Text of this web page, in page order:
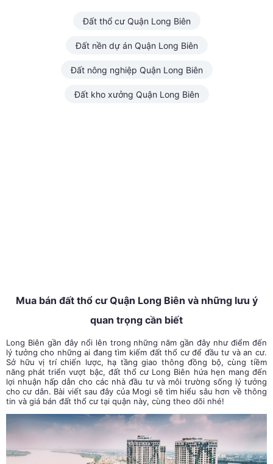
Đất thổ cư Quận Long Biên
Đất nền dự án Quận Long Biên
Đất nông nghiệp Quận Long Biên
Đất kho xưởng Quận Long Biên
Mua bán đất thổ cư Quận Long Biên và những lưu ý
quan trọng cần biết
Long Biên gần đây nổi lên trong những năm gần đây như điểm đến
lý tưởng cho những ai đang tìm kiếm đất thổ cư để đầu tư và an cư.
Sở hữu vị trí chiến lược, hạ tầng giao thông đồng bộ, cùng tiềm
năng phát triển vượt bậc, đất thổ cư Long Biên hứa hẹn mang đến
lợi nhuận hấp dẫn cho các nhà đầu tư và môi trường sống lý tưởng
cho cư dân. Bài viết sau đây của Mogi sẽ tìm hiểu sâu hơn về thông
tin và giá bán đất thổ cư tại quận này, cùng theo dõi nhé!